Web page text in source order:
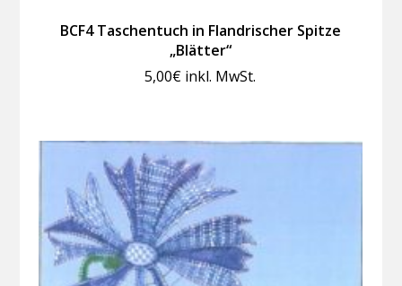
BCF4 Taschentuch in Flandrischer Spitze
„Blätter“
5,00€ inkl. MwSt.